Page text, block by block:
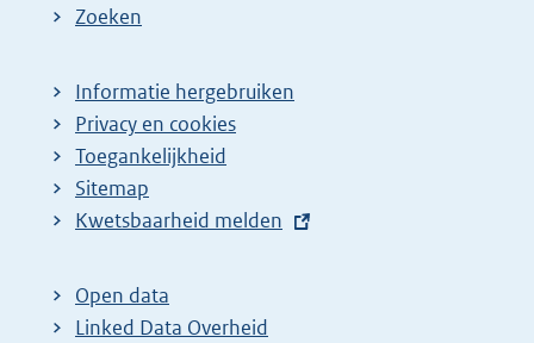
g
n
a
z
o
k
r
Zoeken
Informatie hergebruiken
Privacy en cookies
Toegankelijkheid
Sitemap
E
t
e
Kwetsbaarheid melden
Open data
Linked Data Overheid